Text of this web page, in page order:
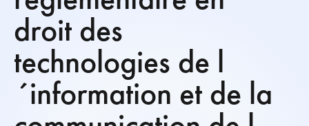
droit des
technologies de l
´information et de la